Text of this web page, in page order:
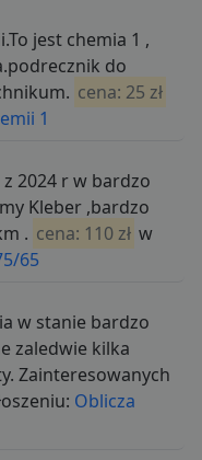
jest chemia 1 ,
do
cena: 25 zł
1
2024 r w bardzo
Kleber ,bardzo
. cena: 110 zł w
65
w stanie bardzo
zaledwie kilka
Zainteresowanych
Oblicza